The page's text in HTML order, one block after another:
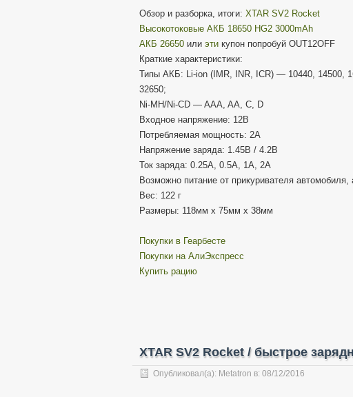
Обзор и разборка, итоги: XTAR SV2 Rocket
Высокотоковые АКБ 18650 HG2 3000mAh
АКБ 26650 или эти купон попробуй OUT12OFF
Краткие характеристики:
Типы АКБ: Li-ion (IMR, INR, ICR) — 10440, 14500,
32650;
Ni-MH/Ni-CD — AAA, AA, C, D
Входное напряжение: 12В
Потребляемая мощность: 2А
Напряжение заряда: 1.45В / 4.2В
Ток заряда: 0.25А, 0.5А, 1А, 2А
Возможно питание от прикуривателя автомобиля,
Вес: 122 г
Размеры: 118мм х 75мм х 38мм
Покупки в Геарбесте
Покупки на АлиЭкспресс
Купить рацию
XTAR SV2 Rocket / быстрое
Опубликовал(а): Metatron в: 08/12/2016